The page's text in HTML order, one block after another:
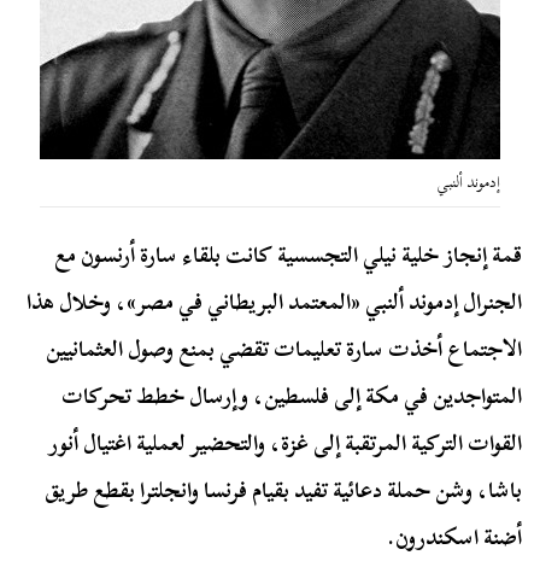
إدموند ألنبي
قمة إنجاز خلية نيلي التجسسية كانت بلقاء سارة أرنسون مع
الجنرالإدموند ألنبي«المعتمد البريطاني في مصر»، وخلال هذا
الاجتماع أخذت سارة تعليمات تقضي بمنع وصول العثمانيين
المتواجدين في مكة إلى فلسطين، وإرسال خطط تحركات
القوات التركية المرتقبة إلى غزة، والتحضير لعملية اغتيال أنور
باشا، وشن حملة دعائية تفيد بقيام فرنسا وانجلترا بقطع طريق
أضنة اسكندرون.